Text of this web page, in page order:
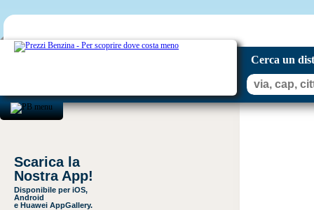
Cerca un
Scarica la
Nostra App!
Disponibile per iOS,
Android
e Huawei AppGallery.